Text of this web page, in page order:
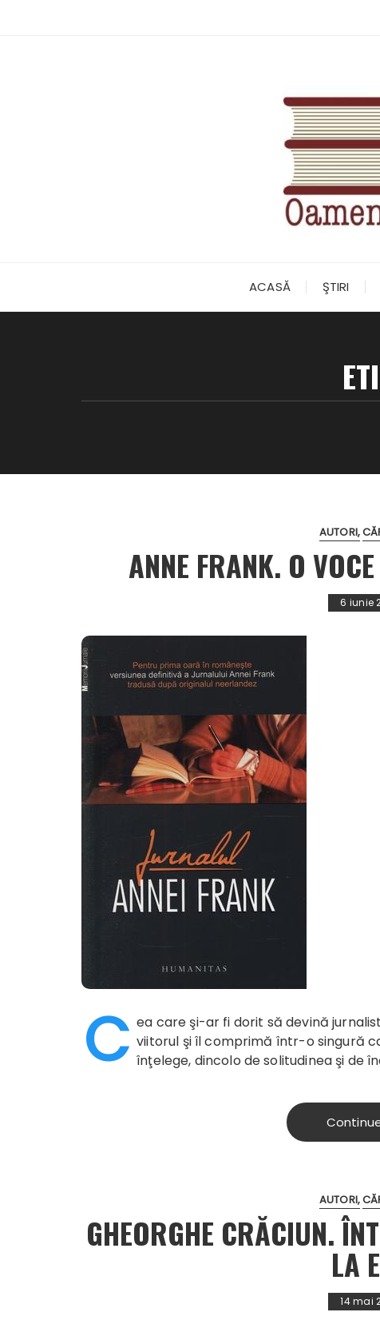
ACASĂ ŞTIRI
AUTORI
ANNE FRANK. O
6 iunie
C ea care şi-ar fi dorit să devină
viitorul şi îl comprimă într-o singură
înţelege, dincolo de solitudinea şi de
AUTORI
GHEORGHE CRĂCIUN.
LA
14 mai